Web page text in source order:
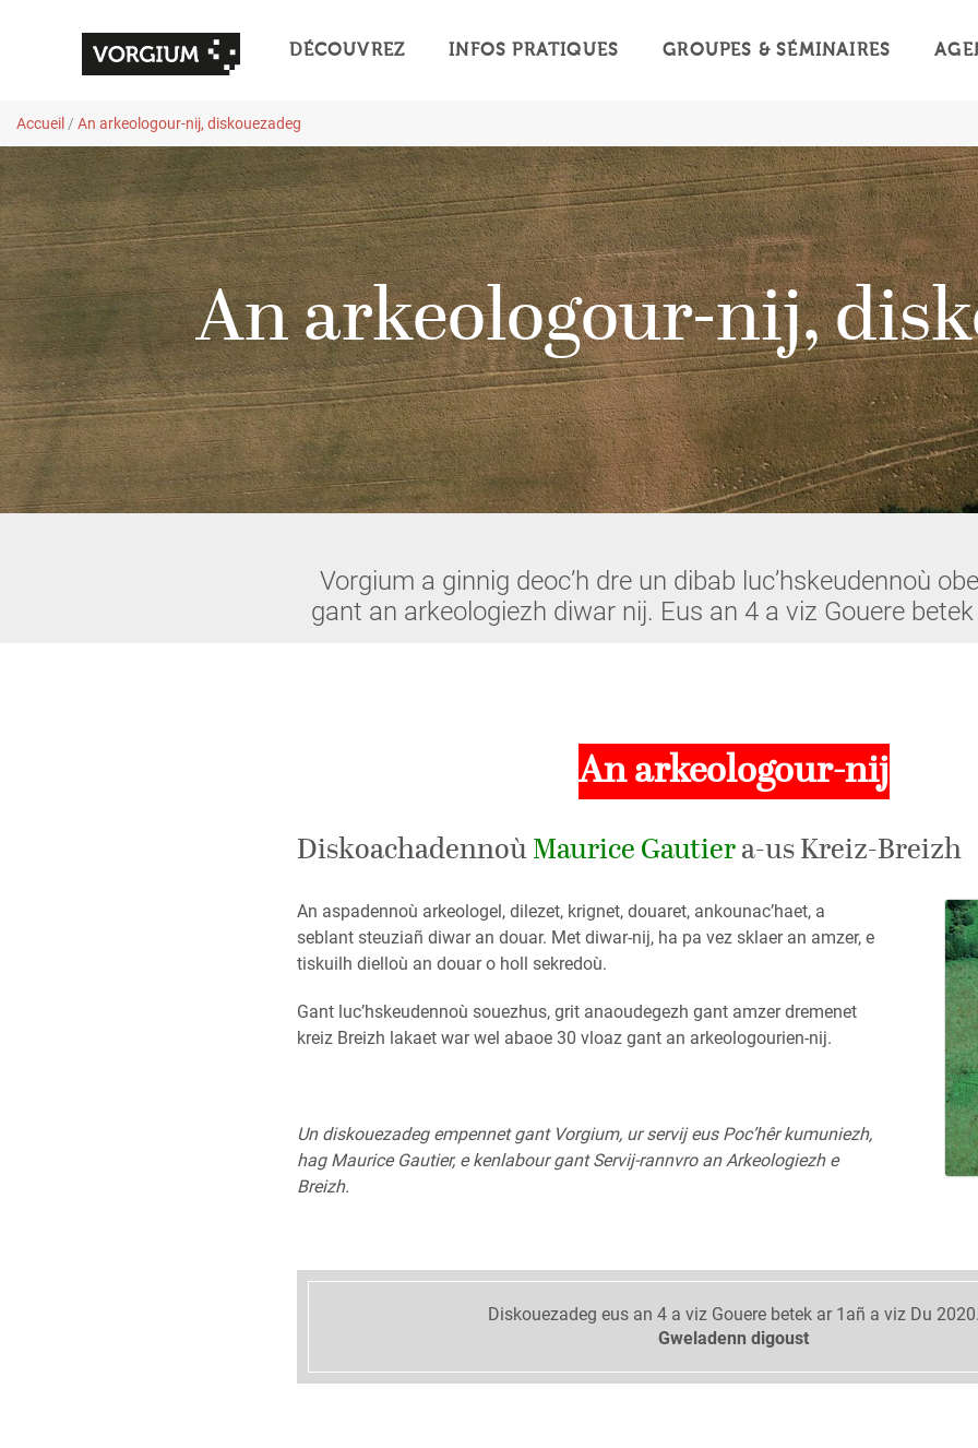
DÉCOUVREZ INFOS PRATIQUES GROUPES & SÉMINAIRES
Accueil / An arkeologour-nij, diskouezadeg
An arkeologour-nij,
Vorgium a ginnig deoc’h dre un dibab luc’hskeudennoù
gant an arkeologiezh diwar nij. Eus an 4 a viz Gouere
An arkeologour-nij
DiskoachadennoùMaurice Gautiera-us Kreiz-Breizh
An aspadennoù arkeologel, dilezet, krignet, douaret, ankounac’haet, a
seblant steuziañ diwar an douar. Met diwar-nij, ha pa vez sklaer an amzer, e
tiskuilh dielloù an douar o holl sekredoù.
Gant luc’hskeudennoù souezhus, grit anaoudegezh gant amzer dremenet
kreiz Breizh lakaet war wel abaoe 30 vloaz gant an arkeologourien-nij.
Un diskouezadeg empennet gant Vorgium, ur servij eus Poc’hêr kumuniezh,
hag Maurice Gautier, e kenlabour gant Servij-rannvro an Arkeologiezh e
Breizh.
Diskouezadeg eus an 4 a viz Gouere betek ar 1añ a viz Du
Gweladenn digoust